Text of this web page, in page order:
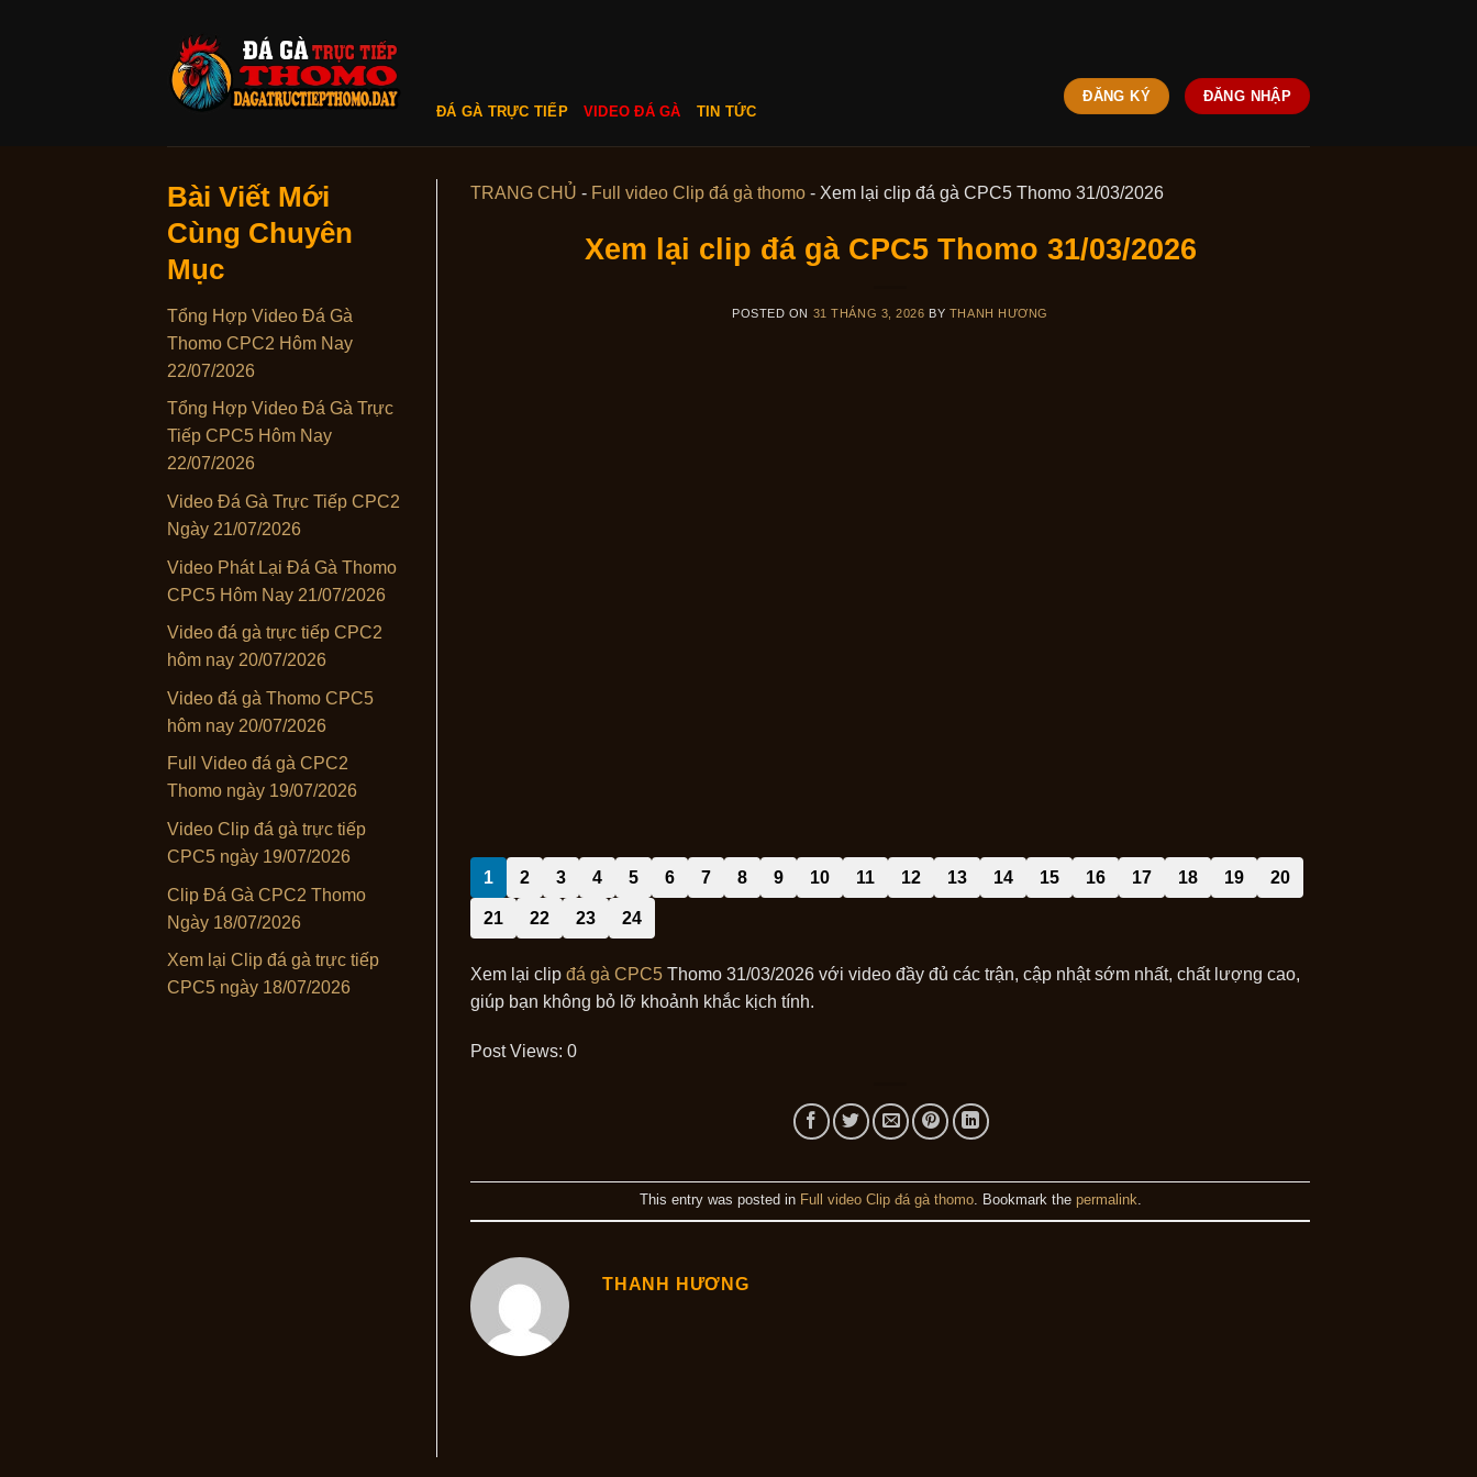
ĐÁ GÀ TRỰC TIẾP VIDEO ĐÁ GÀ TIN TỨC
ĐĂNG KÝ ĐĂNG NHẬP
Bài Viết Mới
Cùng Chuyên
Mục
Tổng Hợp Video Đá Gà
Thomo CPC2 Hôm Nay
22/07/2026
Tổng Hợp Video Đá Gà Trực
Tiếp CPC5 Hôm Nay
22/07/2026
Video Đá Gà Trực Tiếp CPC2
Ngày 21/07/2026
Video Phát Lại Đá Gà Thomo
CPC5 Hôm Nay 21/07/2026
Video đá gà trực tiếp CPC2
hôm nay 20/07/2026
Video đá gà Thomo CPC5
hôm nay 20/07/2026
Full Video đá gà CPC2
Thomo ngày 19/07/2026
Video Clip đá gà trực tiếp
CPC5 ngày 19/07/2026
Clip Đá Gà CPC2 Thomo
Ngày 18/07/2026
Xem lại Clip đá gà trực tiếp
CPC5 ngày 18/07/2026
TRANG CHỦ - Full video Clip đá gà thomo - Xem lại clip đá gà CPC5 Thomo 31/03/2026
Xem lại clip đá gà CPC5 Thomo 31/03/2026
POSTED ON 31 THÁNG 3, 2026 BY THANH HƯƠNG
1 2 3 4 5 6 7 8 9 10 11 12 13 14 15 16 17 18 19 20
21 22 23 24
Xem lại clip đá gà CPC5 Thomo 31/03/2026 với video đầy đủ các trận, cập nhật sớm nhất, chất lượng cao,
giúp bạn không bỏ lỡ khoảnh khắc kịch tính.
Post Views: 0
This entry was posted in Full video Clip đá gà thomo. Bookmark the permalink
THANH HƯƠNG